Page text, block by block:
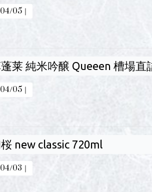
05｜
莱 純米吟醸 Queeen 槽場直
05｜
new classic 720ml
03｜